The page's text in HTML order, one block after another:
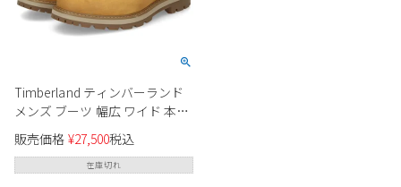
Timberland ティンバーランド
メンズ ブーツ 幅広 ワイド 本革
防水 0A69UH ブリットン ロード
ミッド レースアップ ウォータ
ープルーフ ブーツ フルグレイ
販売価格 ¥27,500税込
在庫切れ